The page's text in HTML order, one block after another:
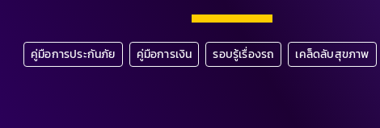
คู่มือการประกันภัย คู่มือการเงิน รอบรู้เรื่องรถ เคล็ดลับสุขภาพ